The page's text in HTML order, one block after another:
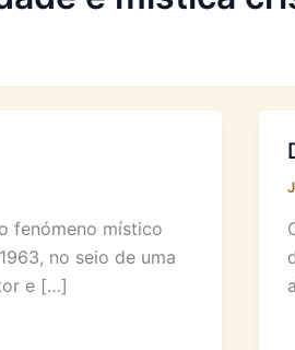
fenómeno místico
no seio de uma
e […]